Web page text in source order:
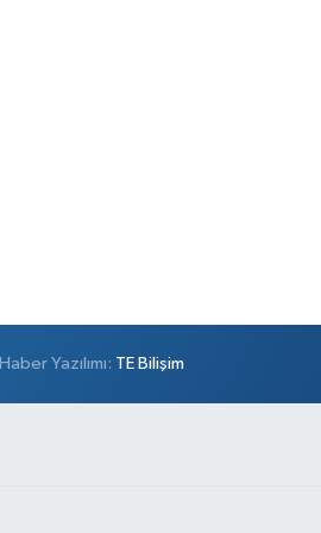
Haber Yazılımı: TE Bilişim